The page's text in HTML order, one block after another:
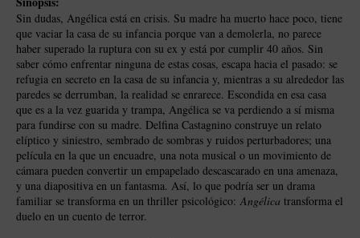
Sin dudas, Angélica está en crisis. Su madre ha muerto hace poco, tiene
que vaciar la casa de su infancia porque van a demolerla, no parece
haber superado la ruptura con su ex y está por cumplir 40 años. Sin
saber cómo enfrentar ninguna de estas cosas, escapa hacia el pasado: se
refugia en secreto en la casa de su infancia y, mientras a su alrededor las
paredes se derrumban, la realidad se enrarece. Escondida en esa casa
que es a la vez guarida y trampa, Angélica se va perdiendo a sí misma
para fundirse con su madre. Delfina Castagnino construye un relato
elíptico y siniestro, sembrado de sombras y ruidos perturbadores; una
película en la que un encuadre, una nota musical o un movimiento de
cámara pueden convertir un empapelado descascarado en una amenaza,
y una diapositiva en un fantasma. Así, lo que podría ser un drama
familiar se transforma en un thriller psicológico:Angélica transforma el
duelo en un cuento de terror.